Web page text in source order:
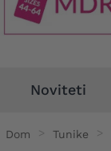
Noviteti
Dom Tunike